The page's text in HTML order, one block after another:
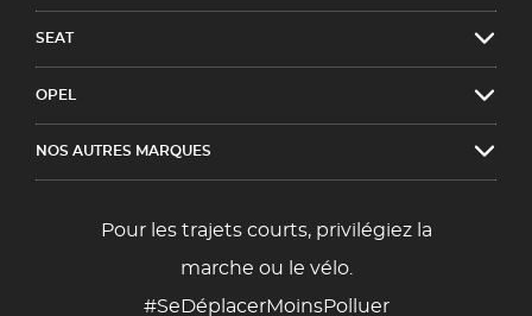
SEAT
OPEL
NOS AUTRES MARQUES
Pour les trajets courts, privilégiez la
marche ou le vélo.
#SeDéplacerMoinsPolluer